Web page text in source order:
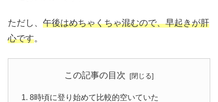
ただし、 午後はめちゃくちゃ混むので、早起きが肝
心です。
この記事の目次
8時頃に登り始めて比較的空いていた